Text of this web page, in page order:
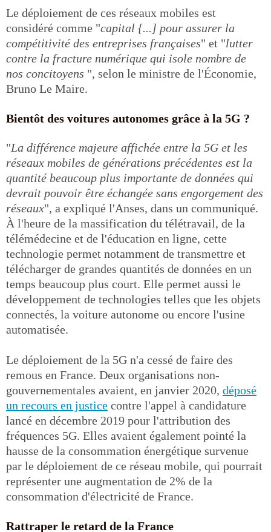
Le déploiement de ces réseaux mobiles est
considéré comme "capital {...] pour assurer la
compétitivité des entreprises françaises" et "lutter
contre la fracture numérique qui isole nombre de
nos concitoyens ", selon le ministre de l'Économie,
Bruno Le Maire.
Bientôt des voitures autonomes grâce à la 5G ?
"La différence majeure affichée entre la 5G et les
réseaux mobiles de générations précédentes est la
quantité beaucoup plus importante de données qui
devrait pouvoir être échangée sans engorgement des
réseaux", a expliqué l'Anses, dans un communiqué.
À l'heure de la massification du télétravail, de la
télémédecine et de l'éducation en ligne, cette
technologie permet notamment de transmettre et
télécharger de grandes quantités de données en un
temps beaucoup plus court. Elle permet aussi le
développement de technologies telles que les objets
connectés, la voiture autonome ou encore l'usine
automatisée.
Le déploiement de la 5G n'a cessé de faire des
remous en France. Deux organisations non-
gouvernementales avaient, en janvier 2020, déposé
un recours en justice contre l'appel à candidature
lancé en décembre 2019 pour l'attribution des
fréquences 5G. Elles avaient également pointé la
hausse de la consommation énergétique survenue
par le déploiement de ce réseau mobile, qui pourrait
représenter une augmentation de 2% de la
consommation d'électricité de France.
Rattraper le retard de la France